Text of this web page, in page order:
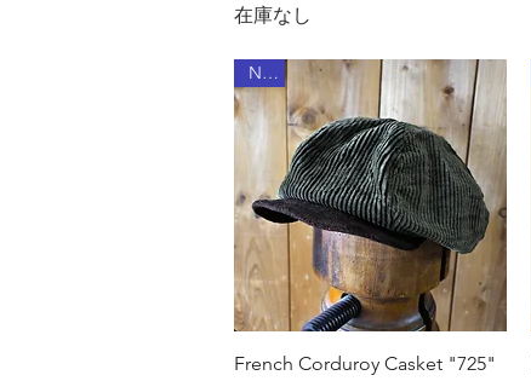
在庫なし
クイックビュー
New
French Corduroy Casket "725"